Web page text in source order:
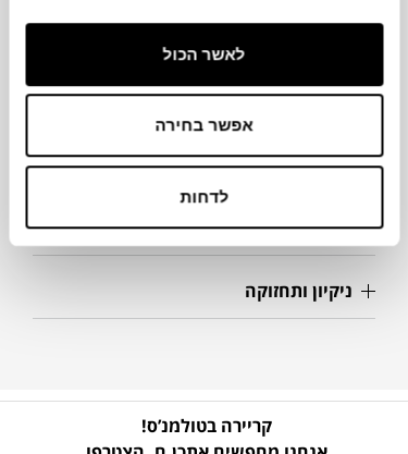
לאשר הכול
אפשר בחירה
לדחות
153X84X80H ס"מ
מידע על חומרים
פרטים נוספים
להורדת קבצים
ניקיון ותחזוקה
קריירה בטולמנ’ס!